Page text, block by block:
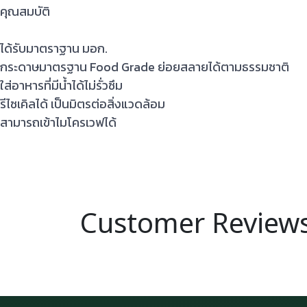
คุณสมบัติ
ได้รับมาตราฐาน มอก.
กระดาษมาตรฐาน Food Grade ย่อยสลายได้ตามธรรมชาติ
ใส่อาหารที่มีน้ำได้ไม่รั่วซึม
รีไซเคิลได้ เป็นมิตรต่อสิ่งแวดล้อม
สามารถเข้าไมโครเวฟได้
Customer